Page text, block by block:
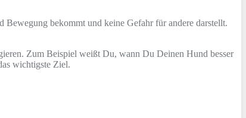
Bewegung bekommt und keine Gefahr für andere darstellt.
Zum Beispiel weißt Du, wann Du Deinen Hund besser
wichtigste Ziel.